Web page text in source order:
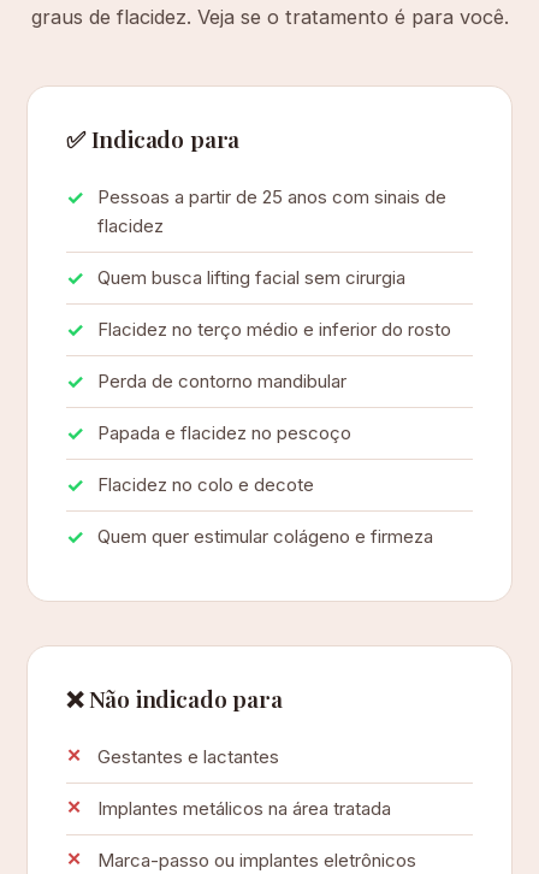
graus de flacidez. Veja se o tratamento é para você.
✅ Indicado para
Pessoas a partir de 25 anos com sinais de
flacidez
Quem busca lifting facial sem cirurgia
Flacidez no terço médio e inferior do rosto
Perda de contorno mandibular
Papada e flacidez no pescoço
Flacidez no colo e decote
Quem quer estimular colágeno e firmeza
❌ Não indicado para
Gestantes e lactantes
Implantes metálicos na área tratada
Marca-passo ou implantes eletrônicos